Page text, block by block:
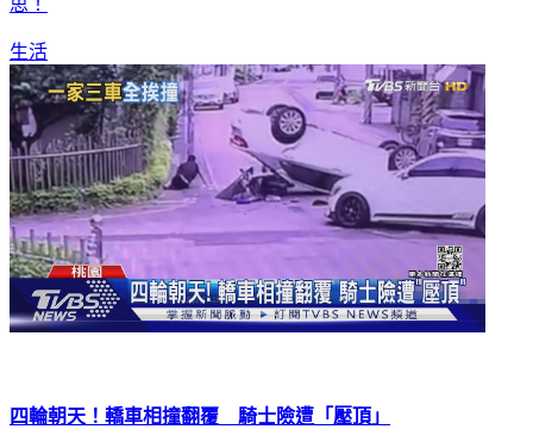
思！
生活
四輪朝天！轎車相撞翻覆 騎士險遭「壓頂」